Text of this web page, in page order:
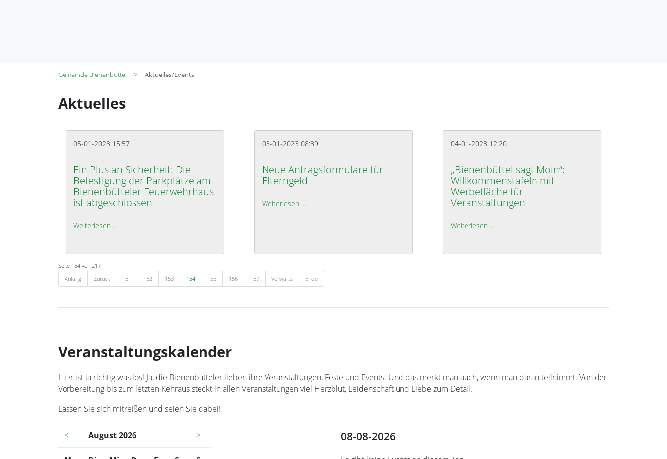
Gemeinde Bienenbüttel Aktuelles/Events
Aktuelles
05-01-2023 15:57
Ein Plus an Sicherheit: Die
Befestigung der Parkplätze am
Bienenbütteler Feuerwehrhaus
ist abgeschlossen
Weiterlesen … Ein Plus an Sicherheit: Die Befestigung der Parkplätze am Bienenbütteler Feuerwehrhaus ist abgeschlossen
05-01-2023 08:39
Neue Antragsformulare für
Elterngeld
Weiterlesen …
04-01-2023 12:20
„Bienenbüttel sagt Moin“:
Willkommenstafeln mit
Werbefläche für
Veranstaltungen
Weiterlesen …
Seite 154 von 217
Anfang
Zurück 151 152 153 154 155 156 157 Vorwärts Ende
Veranstaltungskalender
Hier ist ja richtig was los! Ja, die Bienenbütteler lieben ihre Veranstaltungen, Feste und Events. Und das merkt man auch, wenn man daran teilnimmt. Von der
Vorbereitung bis zum letzten Kehraus steckt in allen Veranstaltungen viel Herzblut, Leidenschaft und Liebe zum Detail.
Lassen Sie sich mitreißen und seien Sie dabei!
< August 2026 > 08-08-2026